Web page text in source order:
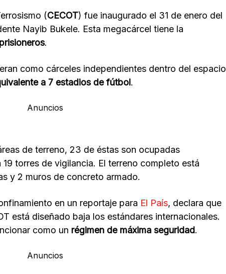
(CECOT) fue inaugurado el 31 de enero del
Nayib Bukele. Esta megacárcel tiene la
.
como cárceles independientes dentro del espacio
a 7 estadios de fútbol.
Anuncios
de terreno, 23 de éstas son ocupadas
torres de vigilancia. El terreno completo está
y 2 muros de concreto armado.
en un reportaje para El País, declara que
está diseñado baja los estándares internacionales.
como un régimen de máxima seguridad.
Anuncios